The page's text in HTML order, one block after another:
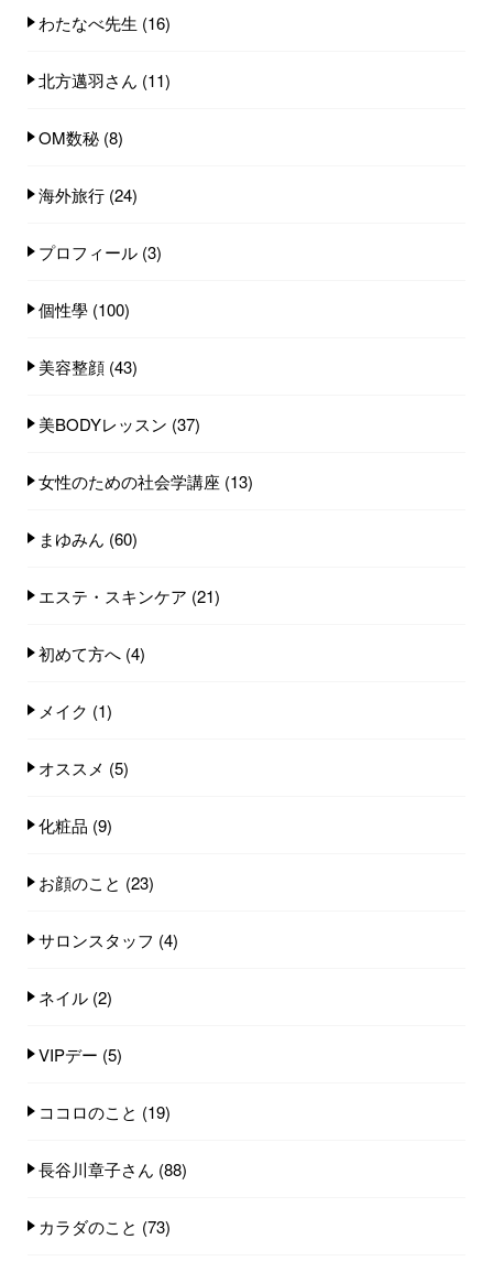
わたなべ先生 (16)
北方邁羽さん (11)
OM数秘 (8)
海外旅行 (24)
プロフィール (3)
個性學 (100)
美容整顔 (43)
美BODYレッスン (37)
女性のための社会学講座 (13)
まゆみん (60)
エステ・スキンケア (21)
初めて方へ (4)
メイク (1)
オススメ (5)
化粧品 (9)
お顔のこと (23)
サロンスタッフ (4)
ネイル (2)
VIPデー (5)
ココロのこと (19)
長谷川章子さん (88)
カラダのこと (73)